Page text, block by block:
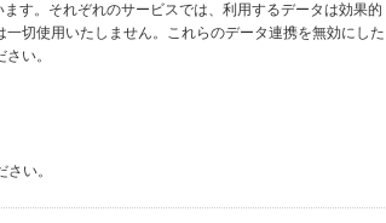
す。それぞれのサービスでは、利用するデータは効果的
切使用いたしません。これらのデータ連携を無効にした
い。
い。